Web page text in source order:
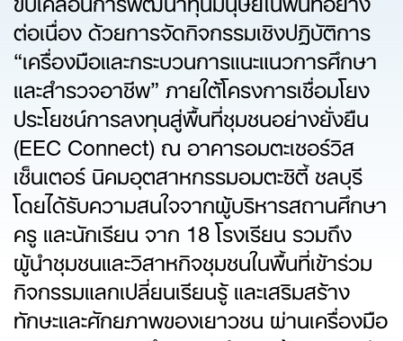
ต่อเนื่อง ด้วยการจัดกิจกรรมเชิงปฏิบัติการ
“เครื่องมือและกระบวนการแนะแนวการศึกษา
และสำรวจอาชีพ” ภายใต้โครงการเชื่อมโยง
ประโยชน์การลงทุนสู่พื้นที่ชุมชนอย่างยั่งยืน
(EEC Connect) ณ อาคารอมตะเซอร์วิส
เซ็นเตอร์ นิคมอุตสาหกรรมอมตะซิตี้ ชลบุรี
โดยได้รับความสนใจจากผู้บริหารสถานศึกษา
ครู และนักเรียน จาก 18 โรงเรียน รวมถึง
ผู้นำชุมชนและวิสาหกิจชุมชนในพื้นที่เข้าร่วม
กิจกรรมแลกเปลี่ยนเรียนรู้ และเสริมสร้าง
ทักษะและศักยภาพของเยาวชน ผ่านเครื่องมือ